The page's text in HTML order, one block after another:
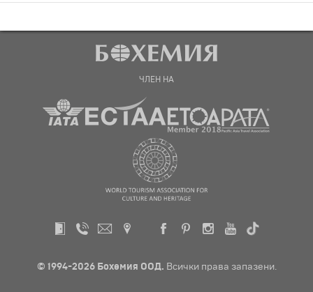
ЧЛЕН НА
© 1994-2026 Бохемия ООД. Всички права запазени.